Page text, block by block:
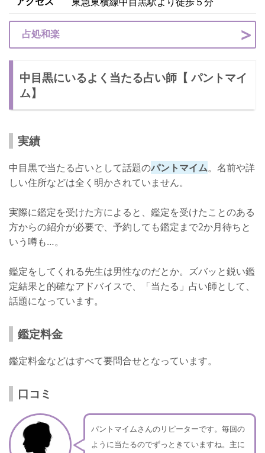
占処和楽
中目黒にいるよく当たる占い師【 パントマイ
ム】
実績
中目黒で当たる占いとして話題のパントマイム。名前や詳
しい住所などは全く明かされていません。
実際に鑑定を受けた方によると、鑑定を受けたことのある
方からの紹介が必要で、予約しても鑑定まで2か月待ちと
いう噂も…。
鑑定をしてくれる先生は男性なのだとか。ズバッと鋭い鑑
定結果と的確なアドバイスで、「当たる」占い師として、
話題になっています。
鑑定料金
鑑定料金などはすべて要問合せとなっています。
口コミ
パントマイムさんのリピーターです。毎回の
ように当たるのでずっときていますね。主に